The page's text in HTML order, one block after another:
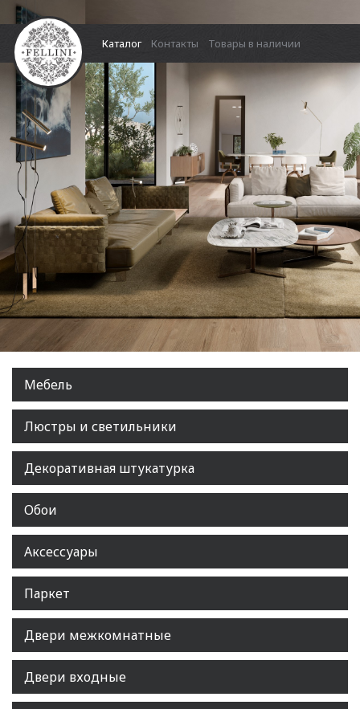
Каталог Контакты Товары в наличии
Мебель
Люстры и светильники
Декоративная штукатурка
Обои
Аксессуары
Паркет
Двери межкомнатные
Двери входные